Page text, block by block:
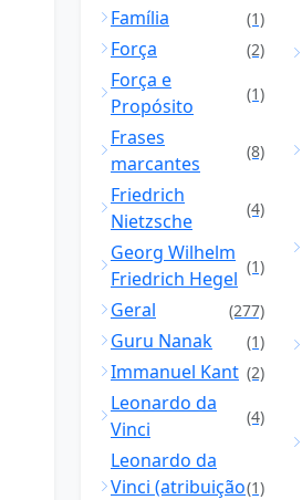
Família (1)
Força (2)
Força e
Propósito
(1)
Frases
marcantes
(8)
Friedrich
Nietzsche
(4)
Georg Wilhelm
Friedrich Hegel
(1)
Geral (277)
Guru Nanak (1)
Immanuel Kant (2)
Leonardo da
Vinci
(4)
Leonardo da
Vinci (atribuição(1)